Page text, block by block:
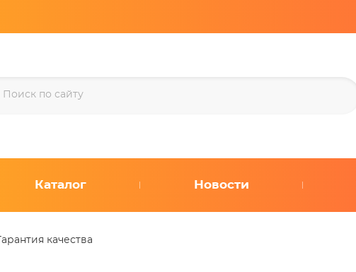
Каталог Новости
Гарантия качества